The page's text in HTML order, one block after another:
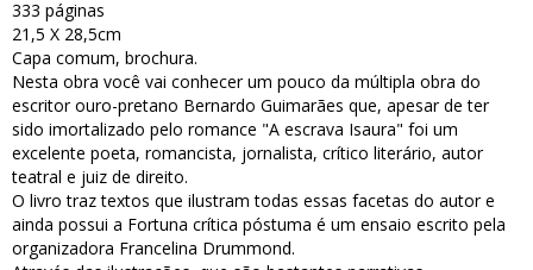
333 páginas
21,5 X 28,5cm
Capa comum, brochura.
Nesta obra você vai conhecer um pouco da múltipla obra do
escritor ouro-pretano Bernardo Guimarães que, apesar de ter
sido imortalizado pelo romance "A escrava Isaura" foi um
excelente poeta, romancista, jornalista, crítico literário, autor
teatral e juiz de direito.
O livro traz textos que ilustram todas essas facetas do autor e
ainda possui a Fortuna crítica póstuma é um ensaio escrito pela
organizadora Francelina Drummond.